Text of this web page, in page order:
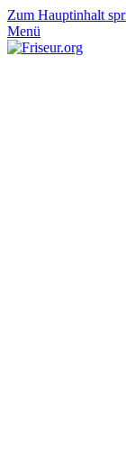
Zum Hauptinhalt
Menü